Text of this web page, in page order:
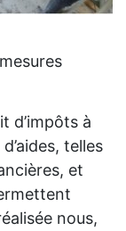
d’impôts à
telles
et
nous,